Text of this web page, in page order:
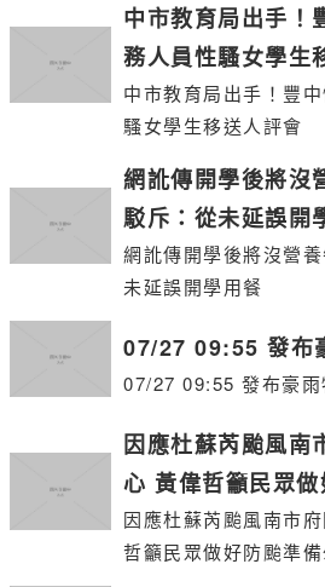
中市教育局出手！
務人員性騷女學生
中市教育局出手！豐
騷女學生移送人評會
網訛傳開學後將沒
駁斥：從未延誤開
網訛傳開學後將沒營養午餐吃 竹
未延誤開學用餐
07/27 09:55 發布
07/27 09:55 發布豪雨
因應杜蘇芮颱風南
心 黃偉哲籲民眾
因應杜蘇芮颱風南市府
哲籲民眾做好防颱準